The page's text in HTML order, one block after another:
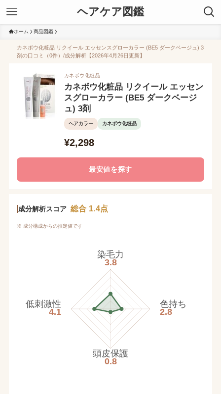
ヘアケア図鑑
ホーム 商品図鑑
カネボウ化粧品 リクイール エッセンスグローカラー (BE5 ダークベージュ) 3
剤の口コミ（0件）/成分解析【2026年4月26日更新】
カネボウ化粧品
カネボウ化粧品 リクイール エッセン
スグローカラー (BE5 ダークベージ
ュ) 3剤
ヘアカラー カネボウ化粧品
¥2,298
最安値を探す
成分解析スコア 総合 1.4点
※ 成分構成からの推定値です
染毛力
3.8
色持ち
2.8
頭皮保護
0.8
低刺激性
4.1